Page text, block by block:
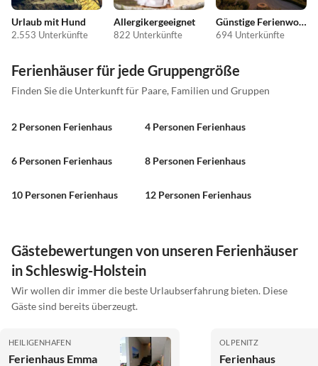
Urlaub mit Hund
2.553 Unterkünfte
Allergikergeeignet
822 Unterkünfte
Günstige Ferienwohnungen
694 Unterkünfte
Ferienhäuser für jede Gruppengröße
Finden Sie die Unterkunft für Paare, Familien und Gruppen
2 Personen Ferienhaus 4 Personen Ferienhaus
6 Personen Ferienhaus 8 Personen Ferienhaus
10 Personen Ferienhaus 12 Personen Ferienhaus
Gästebewertungen von unseren Ferienhäuser
in Schleswig-Holstein
Wir wollen dir immer die beste Urlaubserfahrung bieten. Diese
Gäste sind bereits überzeugt.
HEILIGENHAFEN
Ferienhaus Emma
OLPENITZ
Ferienhaus